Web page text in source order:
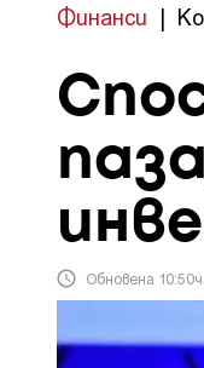
Финанси |
Обновена